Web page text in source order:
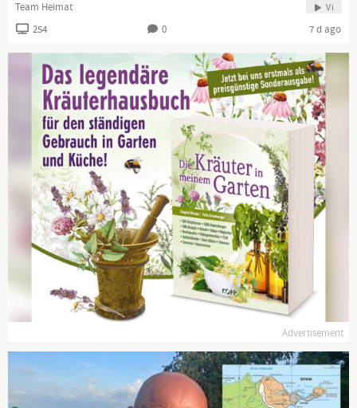
Team Heimat Vi
254 0 7 d ago
Advertisement